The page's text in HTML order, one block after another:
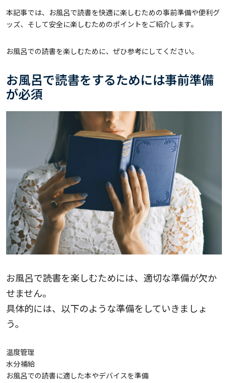
本記事では、お風呂で読書を快適に楽しむための事前準備や便利グ
ッズ、そして安全に楽しむためのポイントをご紹介します。
お風呂での読書を楽しむために、ぜひ参考にしてください。
お風呂で読書をするためには事前準備
が必須
お風呂で読書を楽しむためには、適切な準備が欠か
せません。
具体的には、以下のような準備をしていきましょ
う。
温度管理
水分補給
お風呂での読書に適した本やデバイスを準備